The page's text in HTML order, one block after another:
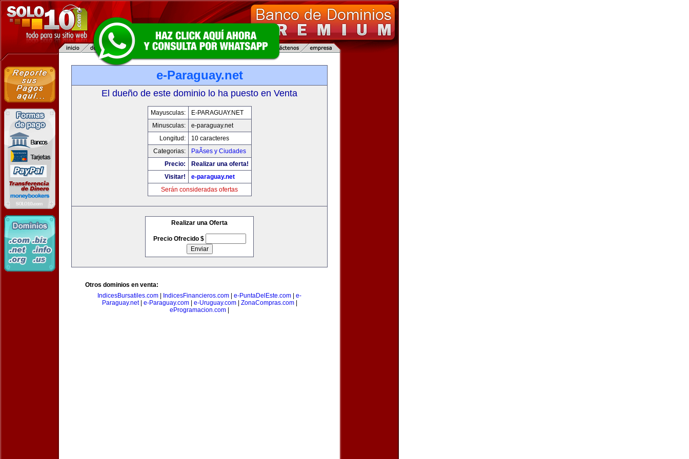
e-Paraguay.net
El dueño de este dominio lo ha puesto en Venta
Mayusculas:
E-PARAGUAY.NET
Minusculas:
e-paraguay.net
Longitud:
10 caracteres
Categorias:
PaÃ­ses y Ciudades
Precio:
Realizar una oferta!
Visitar!
e-paraguay.net
Serán consideradas ofertas
Realizar una Oferta
Precio Ofrecido $
Otros dominios en venta:
IndicesBursatiles.com
IndicesFinancieros.com e-PuntaDelEste.com
e-
Paraguay.net| e-Paraguay.com| e-Uruguay.com| ZonaCompras.com|
eProgramacion.com